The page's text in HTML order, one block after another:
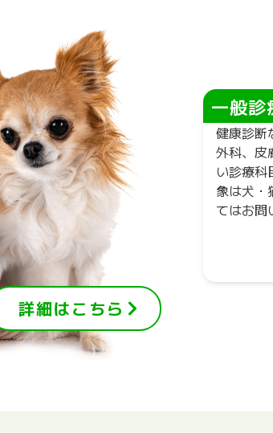
一般診
健康診断
外科、皮
い診療科
象は犬・
てはお問
詳細はこちら